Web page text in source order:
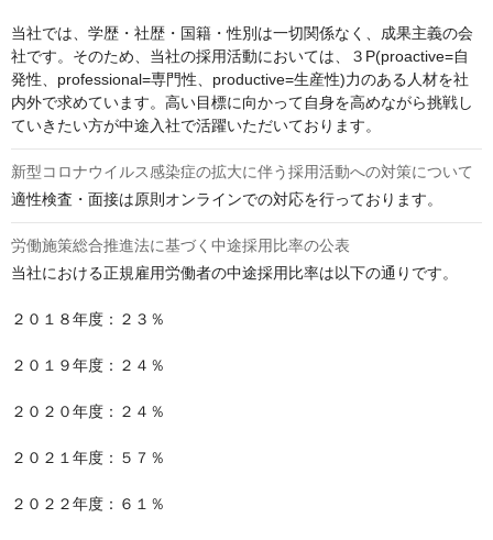
当社では、学歴・社歴・国籍・性別は一切関係なく、成果主義の会
社です。そのため、当社の採用活動においては、３P(proactive=自
発性、professional=専門性、productive=生産性)力のある人材を社
内外で求めています。高い目標に向かって自身を高めながら挑戦し
ていきたい方が中途入社で活躍いただいております。
新型コロナウイルス感染症の拡大に伴う採用活動への対策について
適性検査・面接は原則オンラインでの対応を行っております。
労働施策総合推進法に基づく中途採用比率の公表
当社における正規雇用労働者の中途採用比率は以下の通りです。
２０１８年度：２３％
２０１９年度：２４％
２０２０年度：２４％
２０２１年度：５７％
２０２２年度：６１％